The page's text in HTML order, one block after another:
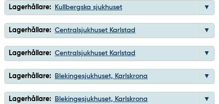
Lagerhållare: Kullbergska sjukhuset
Lagerhållare: Centralsjukhuset Karlstad
Lagerhållare: Centralsjukhuset Karlstad
Lagerhållare: Blekingesjukhuset, Karlskrona
Lagerhållare: Blekingesjukhuset, Karlskrona